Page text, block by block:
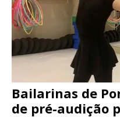
Bailarinas de
de pré-audição